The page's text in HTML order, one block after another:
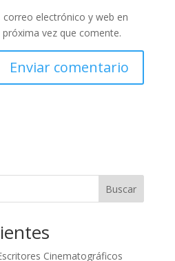
correo electrónico y web en
vez que comente.
Buscar
Cinematográficos